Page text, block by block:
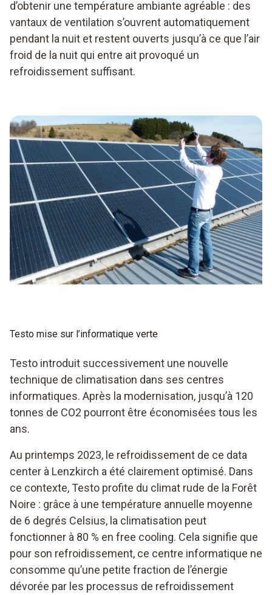
d’obtenir une température ambiante agréable : des
vantaux de ventilation s’ouvrent automatiquement
pendant la nuit et restent ouverts jusqu’à ce que l’air
froid de la nuit qui entre ait provoqué un
refroidissement suffisant.
Testo mise sur l’informatique verte
Testo introduit successivement une nouvelle
technique de climatisation dans ses centres
informatiques. Après la modernisation, jusqu’à 120
tonnes de CO2 pourront être économisées tous les
ans.
Au printemps 2023, le refroidissement de ce data
center à Lenzkirch a été clairement optimisé. Dans
ce contexte, Testo profite du climat rude de la Forêt
Noire : grâce à une température annuelle moyenne
de 6 degrés Celsius, la climatisation peut
fonctionner à 80 % en free cooling. Cela signifie que
pour son refroidissement, ce centre informatique ne
consomme qu’une petite fraction de l’énergie
dévorée par les processus de refroidissement